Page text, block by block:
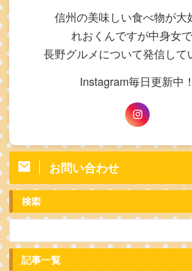
信州の美味しい食べ物が大
れおくんですが中身女
長野グルメについて発信して
Instagram毎日更新中！
お問い合わせ
検索
記事一覧